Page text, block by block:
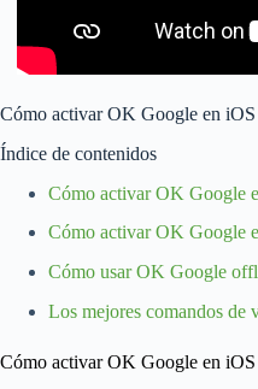
Cómo activar OK Google en
Índice de contenidos
Cómo activar OK Google
Cómo activar OK Google
Cómo usar OK Google
Los mejores comandos de
Cómo activar OK Google en iOS